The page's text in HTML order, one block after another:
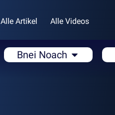
Alle Artikel Alle Videos
Bnei Noach